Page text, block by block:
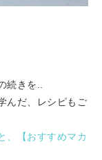
続きを..
んだ、レシピもご
、【おすすめマカ